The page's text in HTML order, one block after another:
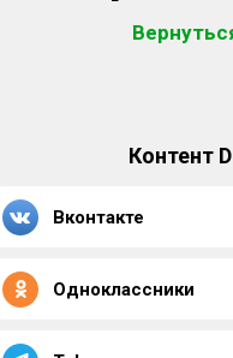
Контент
Вконтакте
Одноклассники